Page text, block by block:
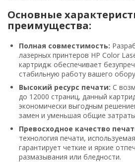
Основные
преимущества:
Полная совместимость:
лазерных принтеров HP Color
картридж обеспечивает
стабильную работу вашего
Высокий ресурс печати: С
до 12000 страниц, данный
экономически выгодным
замен и уменьшая общие
Превосходное качество
технология печати,
гарантирует четкие и яркие
размазывания или бледности.